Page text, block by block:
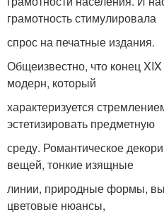
грамотность стимулировала
спрос на печатные издания.
Общеизвестно, что конец
модерн, который
характеризуется
эстетизировать предметную
среду. Романтическое
вещей, тонкие изящные
линии, природные формы,
цветовые нюансы,